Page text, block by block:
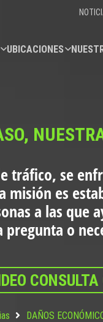
UBICACIONES
tráfico, se
misión es
a las que
o
DAÑOS